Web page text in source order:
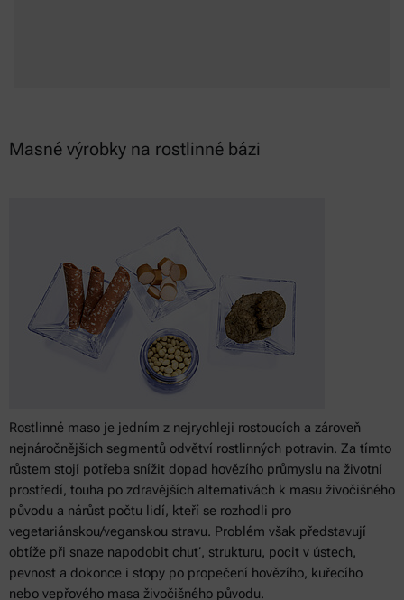
Masné výrobky na rostlinné bázi
Rostlinné maso je jedním z nejrychleji rostoucích a zároveň
nejnáročnějších segmentů odvětví rostlinných potravin. Za tímto
růstem stojí potřeba snížit dopad hovězího průmyslu na životní
prostředí, touha po zdravějších alternativách k masu živočišného
původu a nárůst počtu lidí, kteří se rozhodli pro
vegetariánskou/veganskou stravu. Problém však představují
obtíže při snaze napodobit chuť, strukturu, pocit v ústech,
pevnost a dokonce i stopy po propečení hovězího, kuřecího
nebo vepřového masa živočišného původu.